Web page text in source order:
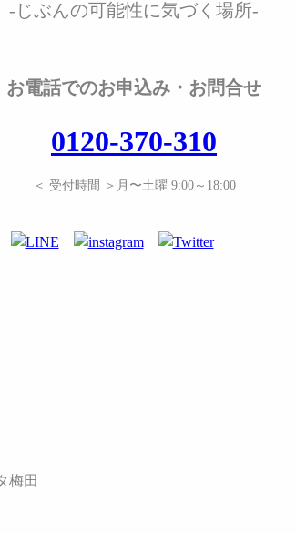
-じぶんの可能性に気づく場所-
お電話でのお申込み・お問合せ
0120-370-310
＜ 受付時間 ＞月〜土曜 9:00～18:00
梅田